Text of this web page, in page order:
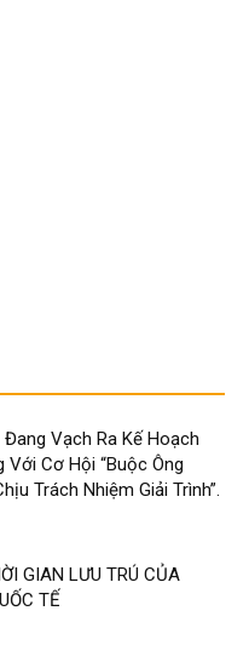
Đang Vạch Ra Kế Hoạch
Với Cơ Hội “Buộc Ông
Trách Nhiệm Giải Trình”.
GIAN LƯU TRÚ CỦA
TẾ